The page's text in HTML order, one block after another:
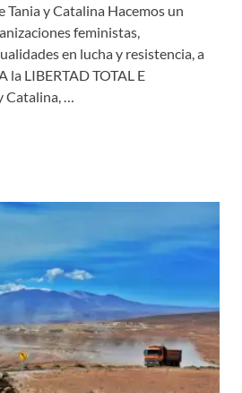
Tania y Catalina Hacemos un
feministas,
en lucha y resistencia, a
la LIBERTAD TOTAL E
…